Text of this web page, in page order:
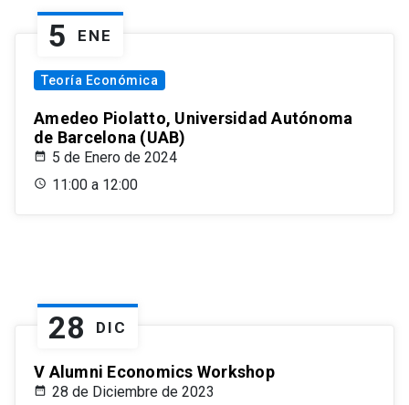
5 ENE
Teoría Económica
Amedeo Piolatto, Universidad Autónoma
de Barcelona (UAB)
5 de Enero de 2024
11:00 a 12:00
28 DIC
V Alumni Economics Workshop
28 de Diciembre de 2023